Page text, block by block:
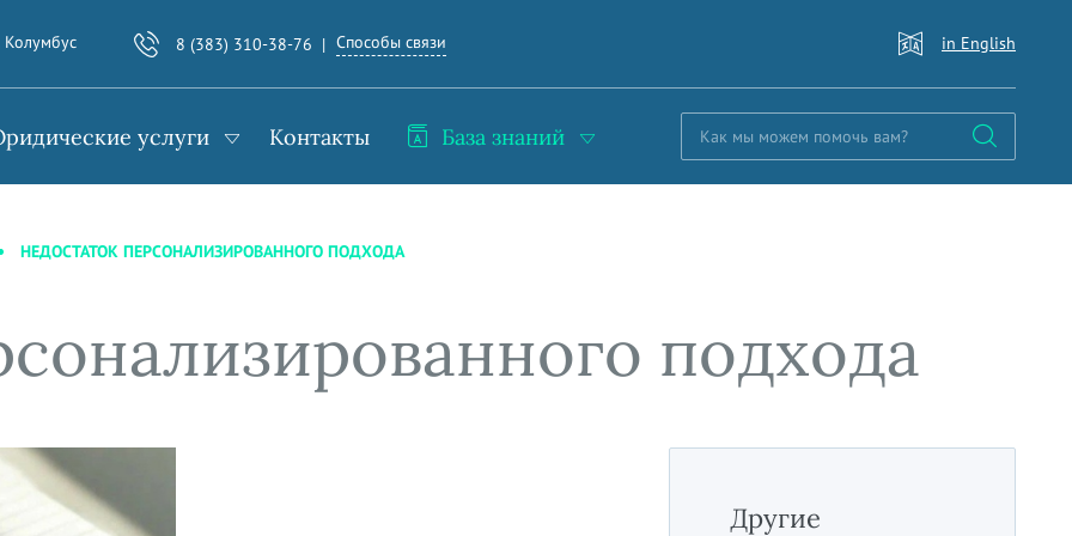
Колумбус 8 (383) 310-38-76 Способы связи in English
услуги Контакты База знаний
НЕДОСТАТОК ПЕРСОНАЛИЗИРОВАННОГО ПОДХОДА
подхода
Другие